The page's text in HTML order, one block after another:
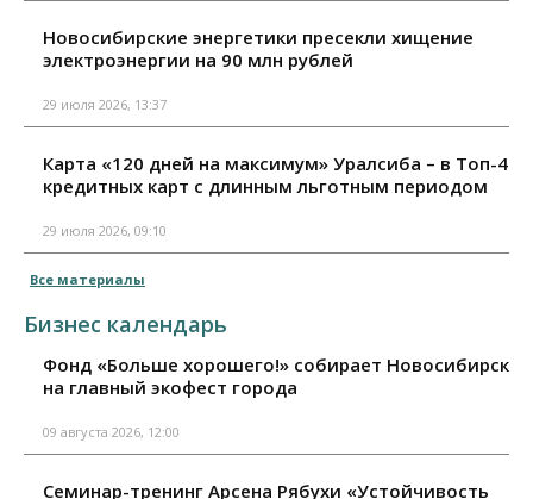
Новосибирские энергетики пресекли хищение
электроэнергии на 90 млн рублей
29 июля 2026, 13:37
Карта «120 дней на максимум» Уралсиба – в Топ-4
кредитных карт с длинным льготным периодом
29 июля 2026, 09:10
Все материалы
Бизнес календарь
Фонд «Больше хорошего!» собирает Новосибирск
на главный экофест города
09 августа 2026, 12:00
Семинар-тренинг Арсена Рябухи «Устойчивость